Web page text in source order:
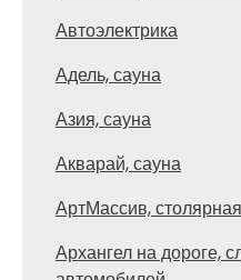
Автоэлектрика
Адель, сауна
Азия, сауна
Акварай, сауна
АртМассив,
Архангел на дороге,